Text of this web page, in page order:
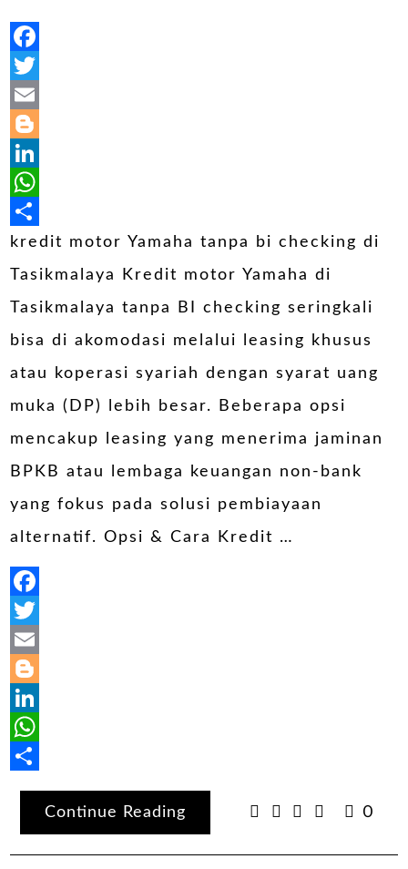
Facebook
Twitter
Email
Blogger
LinkedIn
WhatsApp
Share
kredit motor Yamaha tanpa bi checking di
Tasikmalaya Kredit motor Yamaha di
Tasikmalaya tanpa BI checking seringkali
bisa di akomodasi melalui leasing khusus
atau koperasi syariah dengan syarat uang
muka (DP) lebih besar. Beberapa opsi
mencakup leasing yang menerima jaminan
BPKB atau lembaga keuangan non-bank
yang fokus pada solusi pembiayaan
alternatif. Opsi & Cara Kredit …
Facebook
Twitter
Email
Blogger
LinkedIn
WhatsApp
Continue Reading
0